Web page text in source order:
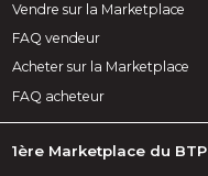
Vendre sur la Marketplace
FAQ vendeur
Acheter sur la Marketplace
FAQ acheteur
1ère Marketplace du BTP